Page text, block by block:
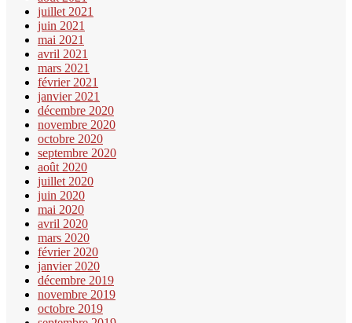
juillet 2021
juin 2021
mai 2021
avril 2021
mars 2021
février 2021
janvier 2021
décembre 2020
novembre 2020
octobre 2020
septembre 2020
août 2020
juillet 2020
juin 2020
mai 2020
avril 2020
mars 2020
février 2020
janvier 2020
décembre 2019
novembre 2019
octobre 2019